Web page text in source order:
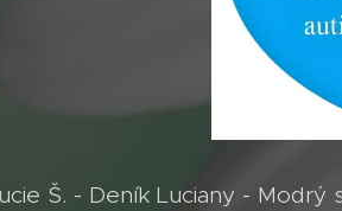
Š. - Deník Luciany - Modrý